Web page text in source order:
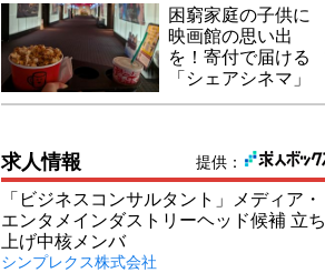
困窮家庭の子供に
映画館の思い出
を！寄付で届ける
「シェアシネマ」
提供：
求人情報
「ビジネスコンサルタント」メディア・
エンタメインダストリーヘッド候補 立ち
上げ中核メンバ
シンプレクス株式会社